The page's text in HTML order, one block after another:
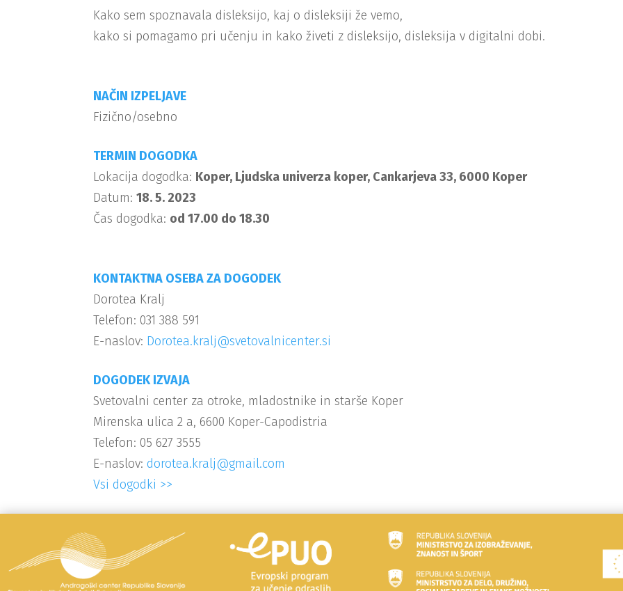
Kako sem spoznavala disleksijo, kaj o disleksiji že vemo,
kako si pomagamo pri učenju in kako živeti z disleksijo, disleksija v digitalni dobi.
NAČIN IZPELJAVE
Fizično/osebno
TERMIN DOGODKA
Lokacija dogodka: Koper, Ljudska univerza koper, Cankarjeva 33, 6000 Koper
Datum:18. 5. 2023
Čas dogodka: od 17.00 do 18.30
KONTAKTNA OSEBA ZA DOGODEK
Dorotea Kralj
Telefon: 031 388 591
E-naslov: Dorotea.kralj@svetovalnicenter.si
DOGODEK IZVAJA
Svetovalni center za otroke, mladostnike in starše Koper
Mirenska ulica 2 a, 6600 Koper-Capodistria
Telefon: 05 627 3555
E-naslov: dorotea.kralj@gmail.com
Vsi dogodki >>